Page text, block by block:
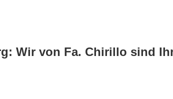
Wir von Fa. Chirillo sind